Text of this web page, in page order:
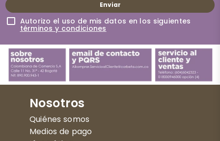
Enviar
Autorizo el uso de mis datos en los siguientes
términos y condiciones
Nosotros
Quiénes somos
Medios de pago